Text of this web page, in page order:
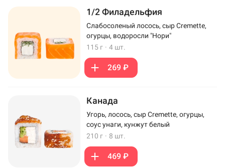
1/2 Филадельфия
Слабосоленый лосось, сыр Cremette,
огурцы, водоросли "Нори"
115 г · 4 шт.
269 ₽
Канада
Угорь, лосось, сыр Cremette, огурцы,
соус унаги, кунжут белый
210 г · 8 шт.
469 ₽